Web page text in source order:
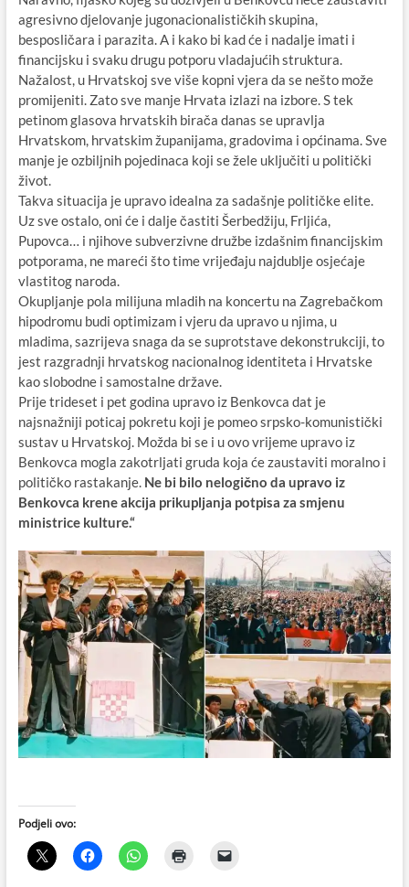
agresivno djelovanje jugonacionalističkih skupina,
besposličara i parazita. A i kako bi kad će i nadalje imati i
financijsku i svaku drugu potporu vladajućih struktura.
Nažalost, u Hrvatskoj sve više kopni vjera da se nešto može
promijeniti. Zato sve manje Hrvata izlazi na izbore. S tek
petinom glasova hrvatskih birača danas se upravlja
Hrvatskom, hrvatskim županijama, gradovima i općinama. Sve
manje je ozbiljnih pojedinaca koji se žele uključiti u politički
život.
Takva situacija je upravo idealna za sadašnje političke elite.
Uz sve ostalo, oni će i dalje častiti Šerbedžiju, Frljića,
Pupovca… i njihove subverzivne družbe izdašnim financijskim
potporama, ne mareći što time vrijeđaju najdublje osjećaje
vlastitog naroda.
Okupljanje pola milijuna mladih na koncertu na Zagrebačkom
hipodromu budi optimizam i vjeru da upravo u njima, u
mladima, sazrijeva snaga da se suprotstave dekonstrukciji, to
jest razgradnji hrvatskog nacionalnog identiteta i Hrvatske
kao slobodne i samostalne države.
Prije trideset i pet godina upravo iz Benkovca dat je
najsnažniji poticaj pokretu koji je pomeo srpsko-komunistički
sustav u Hrvatskoj. Možda bi se i u ovo vrijeme upravo iz
Benkovca mogla zakotrljati gruda koja će zaustaviti moralno i
političko rastakanje. Ne bi bilo nelogično da upravo iz
Benkovca krene akcija prikupljanja potpisa za smjenu
ministrice kulture.“
Podjeli ovo: